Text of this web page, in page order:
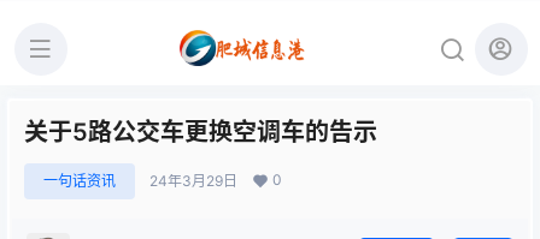
关于5路公交车更换空调车的告示
一句话资讯 24年3月29日 0